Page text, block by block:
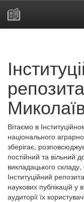
Вітаємо в
національного
зберігає,
постійний та вільний
викладацького складу,
Інституційний
наукових публікацій у
аудиторії їх